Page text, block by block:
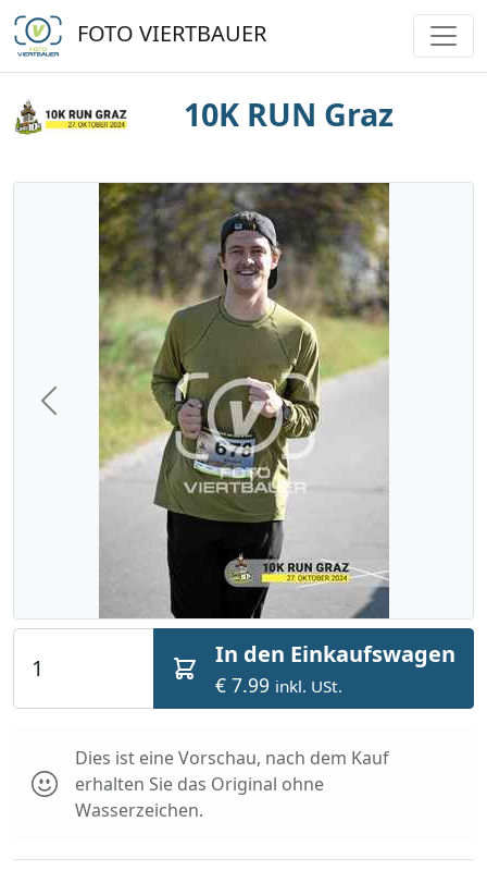
FOTO VIERTBAUER
10K RUN Graz
Previous
In den Einkaufswagen
€ 7.99 inkl. USt.
Dies ist eine Vorschau, nach dem Kauf
erhalten Sie das Original ohne
Wasserzeichen.